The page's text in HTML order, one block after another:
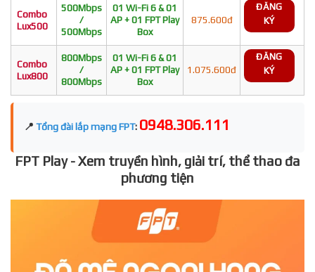
Combo
Lux500
500Mbps
/
500Mbps
01 Wi-Fi 6 & 01
AP + 01 FPT Play
Box
875.600đ
ĐĂNG
KÝ
Combo
Lux800
800Mbps
/
800Mbps
01 Wi-Fi 6 & 01
AP + 01 FPT Play
Box
1.075.600đ
ĐĂNG
KÝ
📍 Tổng đài lắp mạng FPT: 0948.306.111
FPT Play - Xem truyền hình, giải trí, thể thao đa
phương tiện